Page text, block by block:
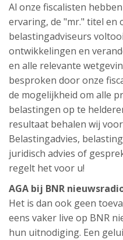
Al onze fiscalisten
ervaring, de "mr." titel en
belastingadviseurs
ontwikkelingen en
en alle relevante
besproken door onze
de mogelijkheid om alle
belastingen op te
resultaat behalen wij
Belastingadvies,
juridisch advies of
regelt het voor u!
AGA bij BNR
Het is dan ook geen
eens vaker live op BNR
hun uitnodiging. Een